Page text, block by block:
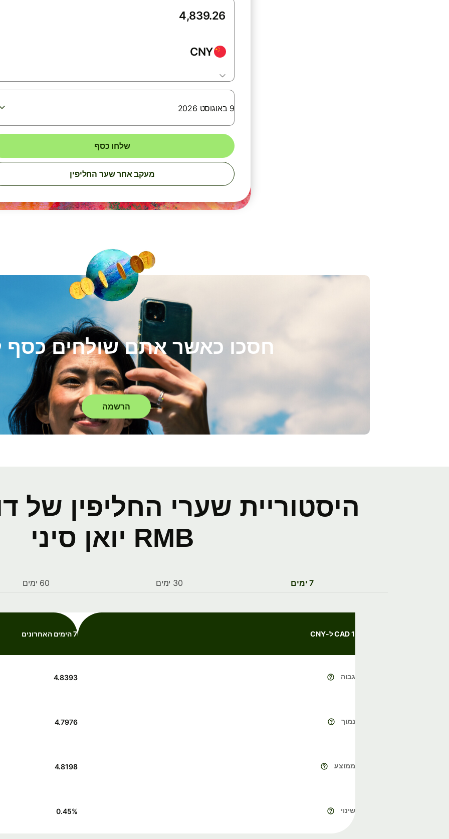
CNY
9 באוגוסט 2026
שלחו כסף
מעקב אחר שער החליפין
חסכו כאשר אתם שולחים כסף
הרשמה
היסטוריית שערי החליפין של
RMB יואן סיני
7 ימים 30 ימים 60 ימים
1 CAD ל-CNY 7 הימים האחרונים
גבוה 4.8393
נמוך 4.7976
ממוצע 4.8198
שינוי 0.45%